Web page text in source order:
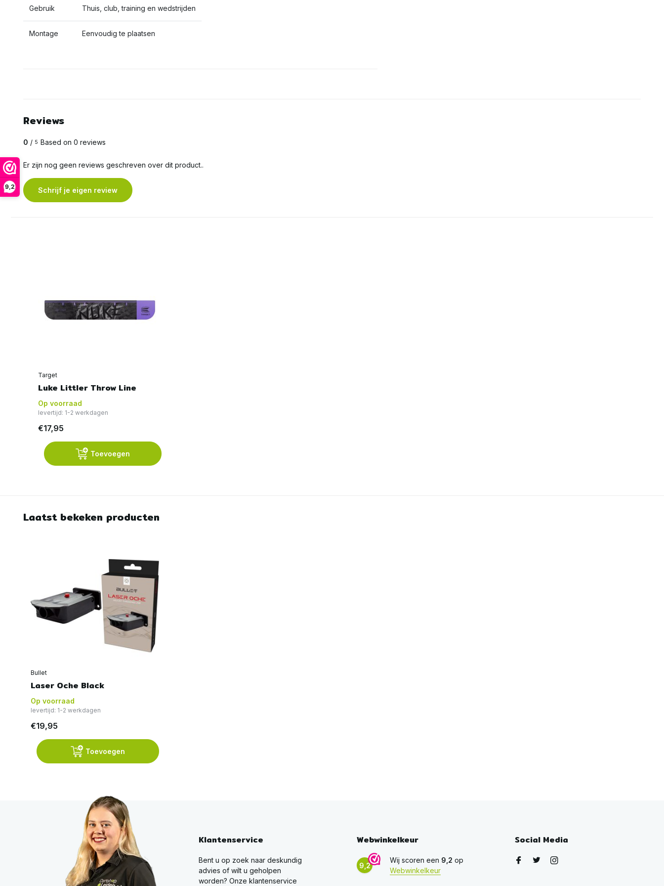
9,2
Gebruik Thuis, club, training en wedstrijden
Montage Eenvoudig te plaatsen
Reviews
0 / 5 Based on 0 reviews
Er zijn nog geen reviews geschreven over dit product..
Schrijf je eigen review
Target
Luke Littler Throw Line
Op voorraad
levertijd: 1-2 werkdagen
€17,95
Toevoegen
Laatst bekeken producten
Bullet
Laser Oche Black
Op voorraad
levertijd: 1-2 werkdagen
€19,95
Toevoegen
Klantenservice
Bent u op zoek naar deskundig
advies of wilt u geholpen
worden? Onze klantenservice
Webwinkelkeur
9,2
Wij scoren een 9,2 op
Webwinkelkeur
Social Media